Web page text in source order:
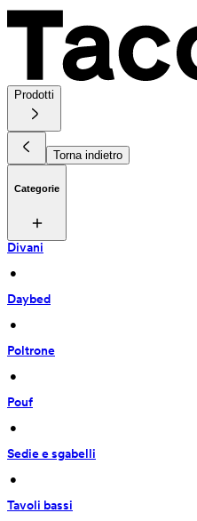
Prodotti
Torna indietro
Categorie
Divani
•
Daybed
•
Poltrone
•
Pouf
•
Sedie e sgabelli
•
Tavoli bassi